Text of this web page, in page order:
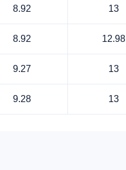
8.92 13
8.92 12.98
9.27 13
9.28 13